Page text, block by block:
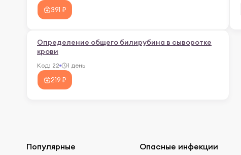
391 ₽
Определение общего билирубина в сыворотке
крови
Код: 22 1 день
219 ₽
Популярные Опасные инфекции